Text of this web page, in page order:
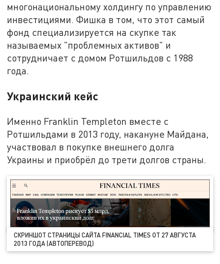
многонациональному холдингу по управлению
инвестициями. Фишка в том, что этот самый
фонд специализируется на скупке так
называемых "проблемных активов" и
сотрудничает с домом Ротшильдов с 1988
года.
Украинский кейс
Именно Franklin Templeton вместе с
Ротшильдами в 2013 году, накануне Майдана,
участвовал в покупке внешнего долга
Украины и приобрёл до трети долгов страны.
СКРИНШОТ СТРАНИЦЫ САЙТА FINANCIAL TIMES ОТ 27 АВГУСТА
2013 ГОДА (АВТОПЕРЕВОД)